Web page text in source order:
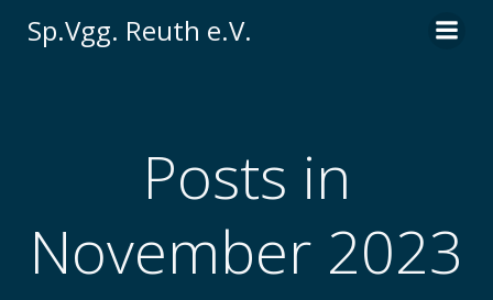
Inhalt
Sp.Vgg. Reuth e.V.
Posts in
November 2023